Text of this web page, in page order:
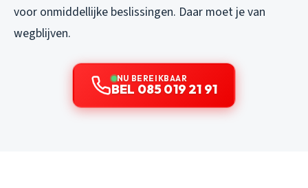
voor onmiddellijke beslissingen. Daar moet je van
wegblijven.
NU BEREIKBAAR
BEL 085 019 21 91